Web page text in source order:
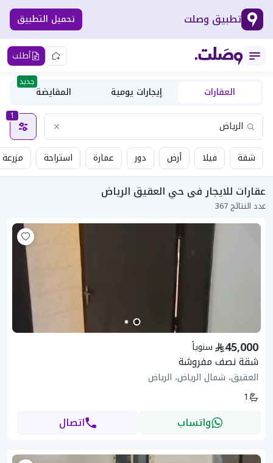
تطبيق وصلت تحميل التطبيق
أطلب
العقارات إيجارات يومية المقايضة
جديد
1
شقة فيلا أرض دور عمارة استراحة مزرعة
عقارات للايجار فى حي العقيق الرياض
عدد النتائج 367
سنوياً 45,000
شقة نصف مفروشة
العقيق، شمال الرياض، الرياض
1
واتساب اتصال